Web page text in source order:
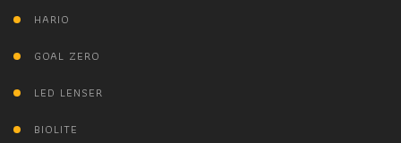
HARIO
GOAL ZERO
LED LENSER
BIOLITE